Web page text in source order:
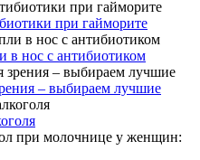
при гайморите
в нос с антибиотиком
– выбираем лучшие